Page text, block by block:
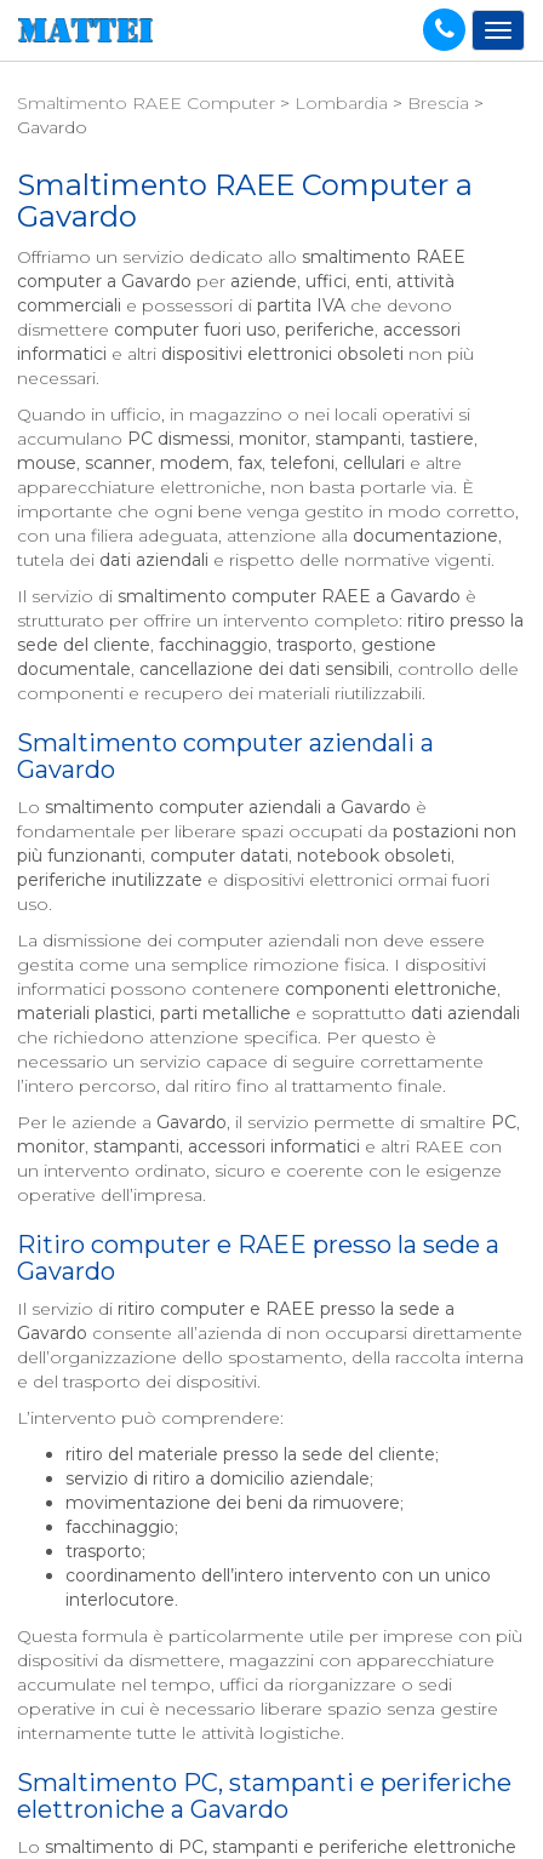
Smaltimento RAEE Computer > Lombardia > Brescia >
Gavardo
Smaltimento RAEE Computer a
Gavardo
Offriamo un servizio dedicato allo smaltimento RAEE
computer a Gavardo per aziende, uffici, enti, attività
commerciali e possessori di partita IVA che devono
dismettere computer fuori uso, periferiche, accessori
informatici e altri dispositivi elettronici obsoleti non più
necessari.
Quando in ufficio, in magazzino o nei locali operativi si
accumulano PC dismessi, monitor, stampanti, tastiere,
mouse, scanner, modem, fax, telefoni, cellulari e altre
apparecchiature elettroniche, non basta portarle via. È
importante che ogni bene venga gestito in modo corretto,
con una filiera adeguata, attenzione alla documentazione,
tutela dei dati aziendali e rispetto delle normative vigenti.
Il servizio di smaltimento computer RAEE a Gavardo è
strutturato per offrire un intervento completo: ritiro presso la
sede del cliente, facchinaggio, trasporto, gestione
documentale, cancellazione dei dati sensibili, controllo delle
componenti e recupero dei materiali riutilizzabili.
Smaltimento computer aziendali a
Gavardo
Lo smaltimento computer aziendali a Gavardo è
fondamentale per liberare spazi occupati da postazioni non
più funzionanti, computer datati, notebook obsoleti,
periferiche inutilizzate e dispositivi elettronici ormai fuori
uso.
La dismissione dei computer aziendali non deve essere
gestita come una semplice rimozione fisica. I dispositivi
informatici possono contenere componenti elettroniche,
materiali plastici, parti metalliche e soprattutto dati aziendali
che richiedono attenzione specifica. Per questo è
necessario un servizio capace di seguire correttamente
l’intero percorso, dal ritiro fino al trattamento finale.
Per le aziende a Gavardo, il servizio permette di smaltire PC,
monitor, stampanti, accessori informatici e altri RAEE con
un intervento ordinato, sicuro e coerente con le esigenze
operative dell’impresa.
Ritiro computer e RAEE presso la sede a
Gavardo
Il servizio di ritiro computer e RAEE presso la sede a
Gavardo consente all’azienda di non occuparsi direttamente
dell’organizzazione dello spostamento, della raccolta interna
e del trasporto dei dispositivi.
L’intervento può comprendere:
ritiro del materiale presso la sede del cliente;
servizio di ritiro a domicilio aziendale;
movimentazione dei beni da rimuovere;
facchinaggio;
trasporto;
coordinamento dell’intero intervento con un unico
interlocutore.
Questa formula è particolarmente utile per imprese con più
dispositivi da dismettere, magazzini con apparecchiature
accumulate nel tempo, uffici da riorganizzare o sedi
operative in cui è necessario liberare spazio senza gestire
internamente tutte le attività logistiche.
Smaltimento PC, stampanti e periferiche
elettroniche a Gavardo
Lo smaltimento di PC, stampanti e periferiche elettroniche